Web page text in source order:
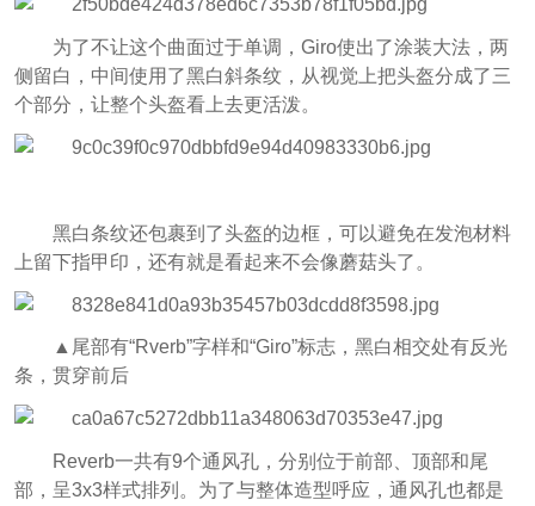
为了不让这个曲面过于单调，Giro使出了涂装大法，两
侧留白，中间使用了黑白斜条纹，从视觉上把头盔分成了三
个部分，让整个头盔看上去更活泼。
黑白条纹还包裹到了头盔的边框，可以避免在发泡材料
上留下指甲印，还有就是看起来不会像蘑菇头了。
▲尾部有“Rverb”字样和“Giro”标志，黑白相交处有反光
条，贯穿前后
Reverb一共有9个通风孔，分别位于前部、顶部和尾
部，呈3x3样式排列。为了与整体造型呼应，通风孔也都是